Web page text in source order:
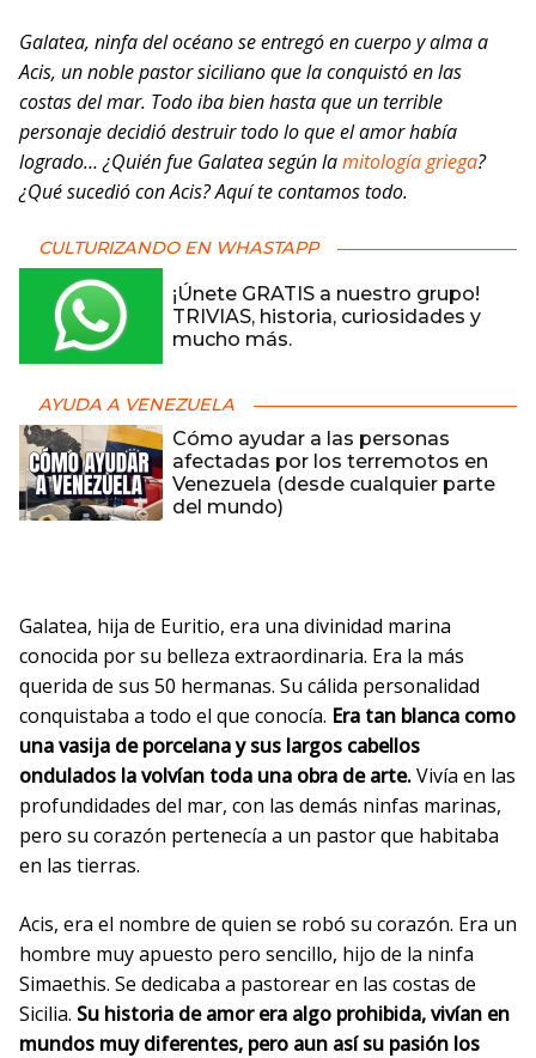
Galatea, ninfa del océanose entregó en cuerpo y alma a
Acis, un noble pastor siciliano que la conquistó en las
costas del mar. Todo iba bien hasta que un terrible
personaje decidió destruir todo lo que el amor había
logrado… ¿Quién fue Galatea según lamitología griega?
¿Qué sucedió con Acis? Aquí te contamos todo.
CULTURIZANDO EN WHASTAPP
¡Únete GRATIS a nuestro grupo!
TRIVIAS, historia, curiosidades y
mucho más.
AYUDA A VENEZUELA
Cómo ayudar a las personas
afectadas por los terremotos en
Venezuela (desde cualquier parte
del mundo)
Galatea, hija de Euritio, era una divinidad marina
conocida por su belleza extraordinaria. Era la más
querida de sus 50 hermanas. Su cálida personalidad
conquistaba a todo el que conocía. Era tan blanca como
una vasija de porcelana y sus largos cabellos
ondulados la volvían toda una obra de arte.Vivía en las
profundidades del mar, con las demás ninfas marinas,
pero su corazón pertenecía a un pastor que habitaba
en las tierras.
Acis, era el nombre de quien se robó su corazón. Era un
hombre muy apuesto pero sencillo, hijo de la ninfa
Simaethis. Se dedicaba a pastorear en las costas de
Sicilia. Su historia de amor era algo prohibida, vivían en
mundos muy diferentes, pero aun así su pasión los